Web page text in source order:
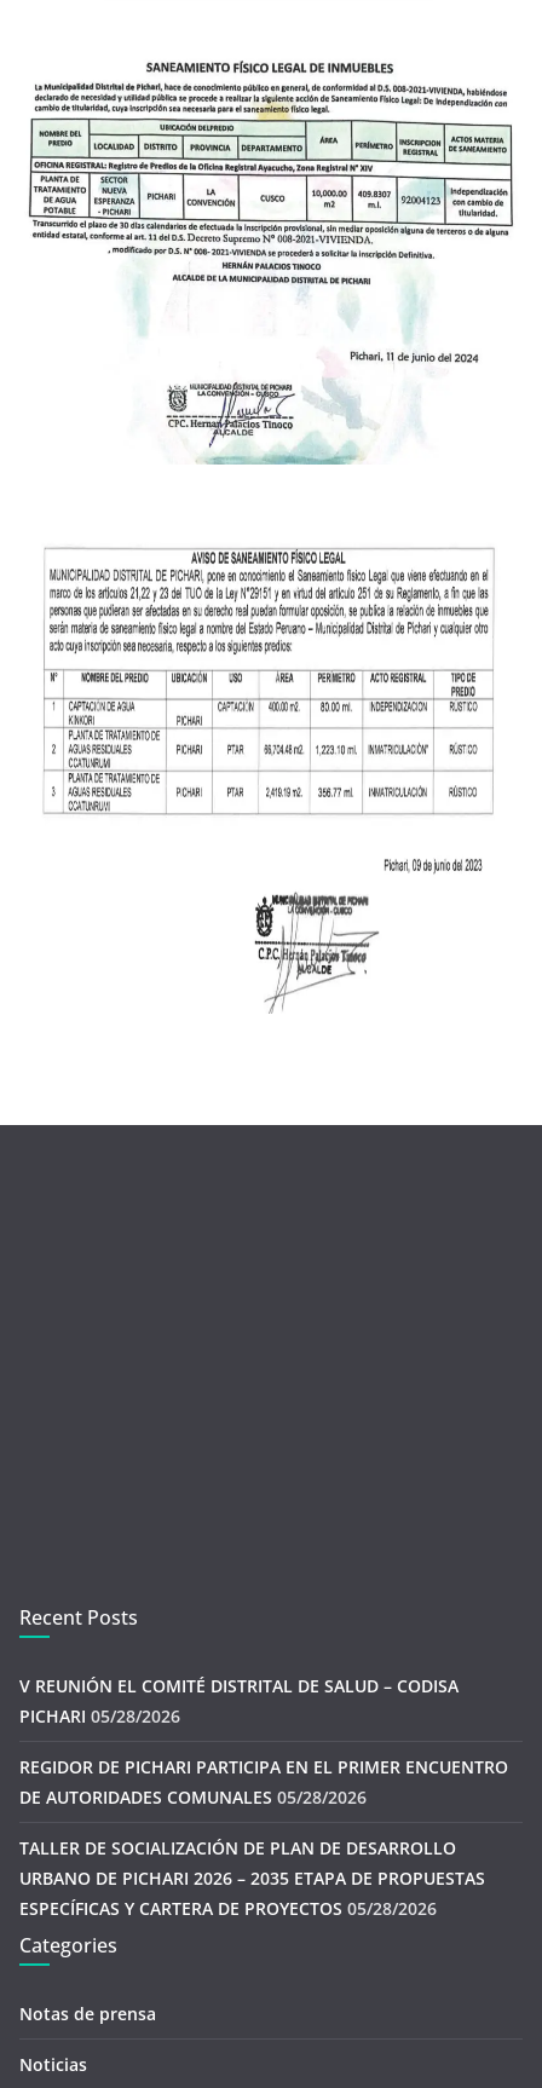
Recent Posts
V REUNIÓN EL COMITÉ DISTRITAL DE SALUD – CODISA
PICHARI 05/28/2026
REGIDOR DE PICHARI PARTICIPA EN EL PRIMER ENCUENTRO
DE AUTORIDADES COMUNALES 05/28/2026
TALLER DE SOCIALIZACIÓN DE PLAN DE DESARROLLO
URBANO DE PICHARI 2026 – 2035 ETAPA DE PROPUESTAS
ESPECÍFICAS Y CARTERA DE PROYECTOS 05/28/2026
Categories
Notas de prensa
Noticias